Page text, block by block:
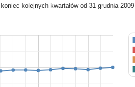
kolejnych kwartałów od 31 grudnia